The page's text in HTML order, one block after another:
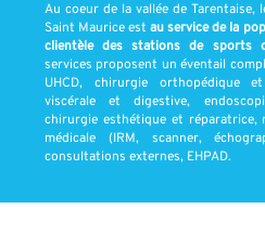
Au coeur de la vallée de
Saint Maurice estau service de la
clientèle des stations de sports
services proposent un éventail
UHCD, chirurgie orthopédique
viscérale et digestive,
chirurgie esthétique et réparatrice,
médicale (IRM, scanner,
consultations externes, EHPAD.